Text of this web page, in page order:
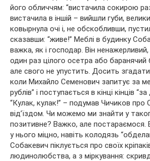
його обличчям: “вистачила сокирою
вистачила в іншій – вийшли губи,
ковырнула очі і, не обскобливши,
сказавши: “живе!” Меблі в будинку
важка, як і господар. Він
один раз цілого осетра або баранячий
але свого не упустить. Досить згадати
коли Михайло Семенович запитує за
рублів” і поступається в кінці кінців
“Кулак, кулак!” – подумав Чичиков про
від’їздом. Чи можемо ми знайти у
позитивне? Важко, але постараємося.
у нього міцно, навіть колодязь
Собакевич піклується про своїх
людинолюбства, а з міркування: